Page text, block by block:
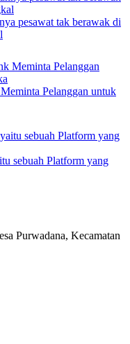
pesawat tak berawak di
Pelanggan untuk
sebuah Platform yang
Purwadana, Kecamatan